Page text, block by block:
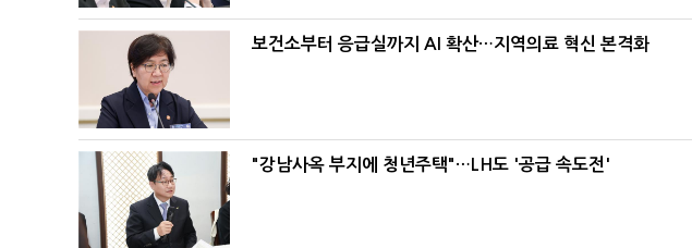
보건소부터 응급실까지 AI 확산…지역의료 혁신 본격화
"강남사옥 부지에 청년주택"…LH도 '공급 속도전'